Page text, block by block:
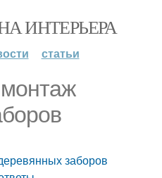
ИНТЕРЬЕРА
статьи
заборов